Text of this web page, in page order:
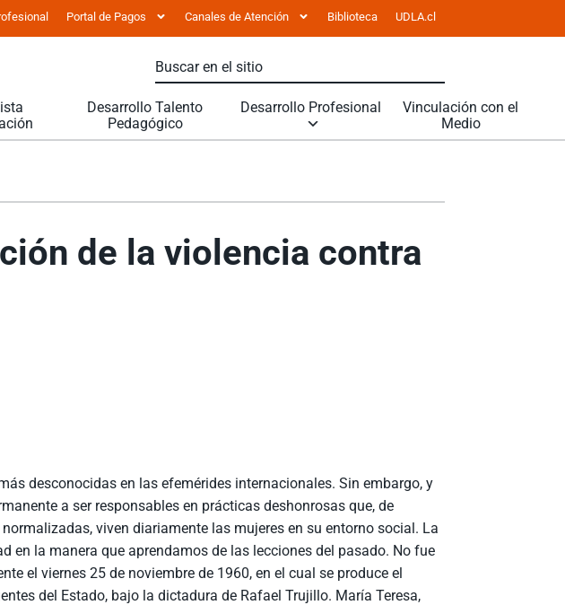
Portal de Pagos Canales de Atención Biblioteca UDLA.cl
Desarrollo Talento
Pedagógico
Desarrollo Profesional
Vinculación con el
Medio
de la violencia contra
desconocidas en las efemérides internacionales. Sin embargo, y
a ser responsables en prácticas deshonrosas que, de
viven diariamente las mujeres en su entorno social. La
en la manera que aprendamos de las lecciones del pasado. No fue
el viernes 25 de noviembre de 1960, en el cual se produce el
del Estado, bajo la dictadura de Rafael Trujillo. María Teresa,